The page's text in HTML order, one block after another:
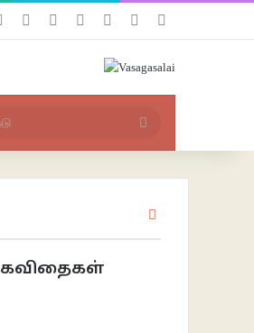
Facebook YouTubeInstagramபுகுபதிகைசீரற்ற பதிவுகள்
தேடு
Close